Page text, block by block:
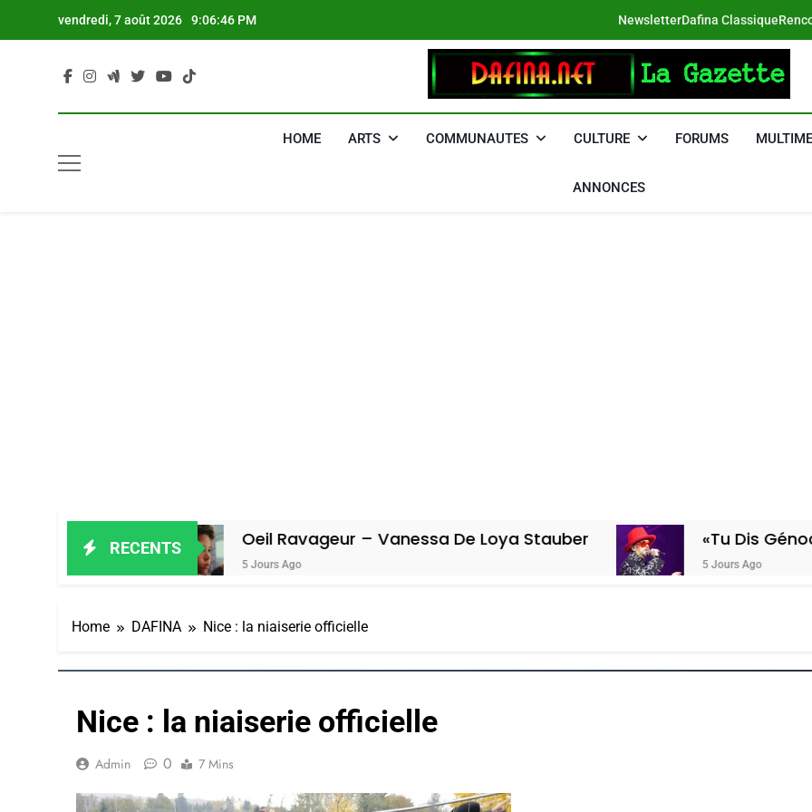
vendredi, 7 août 2026 9:06:47 PM NewsletterDafina Classique
DAFINA
HOME ARTS COMMUNAUTES CULTURE FORUMS
ANNONCES
RECENTSOeil Ravageur – Vanessa De Loya Stauber
5 Jours Ago
«Tu Dis Génocide, Je
5 Jours Ago
Home DAFINA Nice : la niaiserie officielle
Nice : la niaiserie officielle
Admin 0 7 Mins